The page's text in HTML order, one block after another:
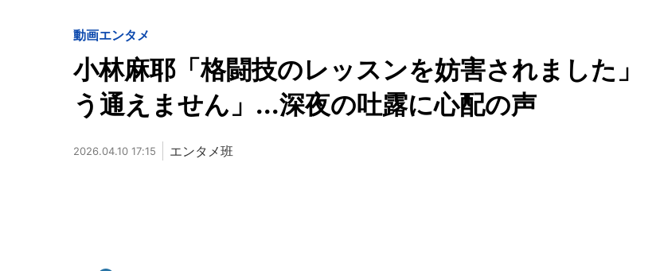
動画エンタメ
小林麻耶「格闘技のレッスンを妨害されました
う通えません」...深夜の吐露に心配の声
2026.04.10 17:15 エンタメ班